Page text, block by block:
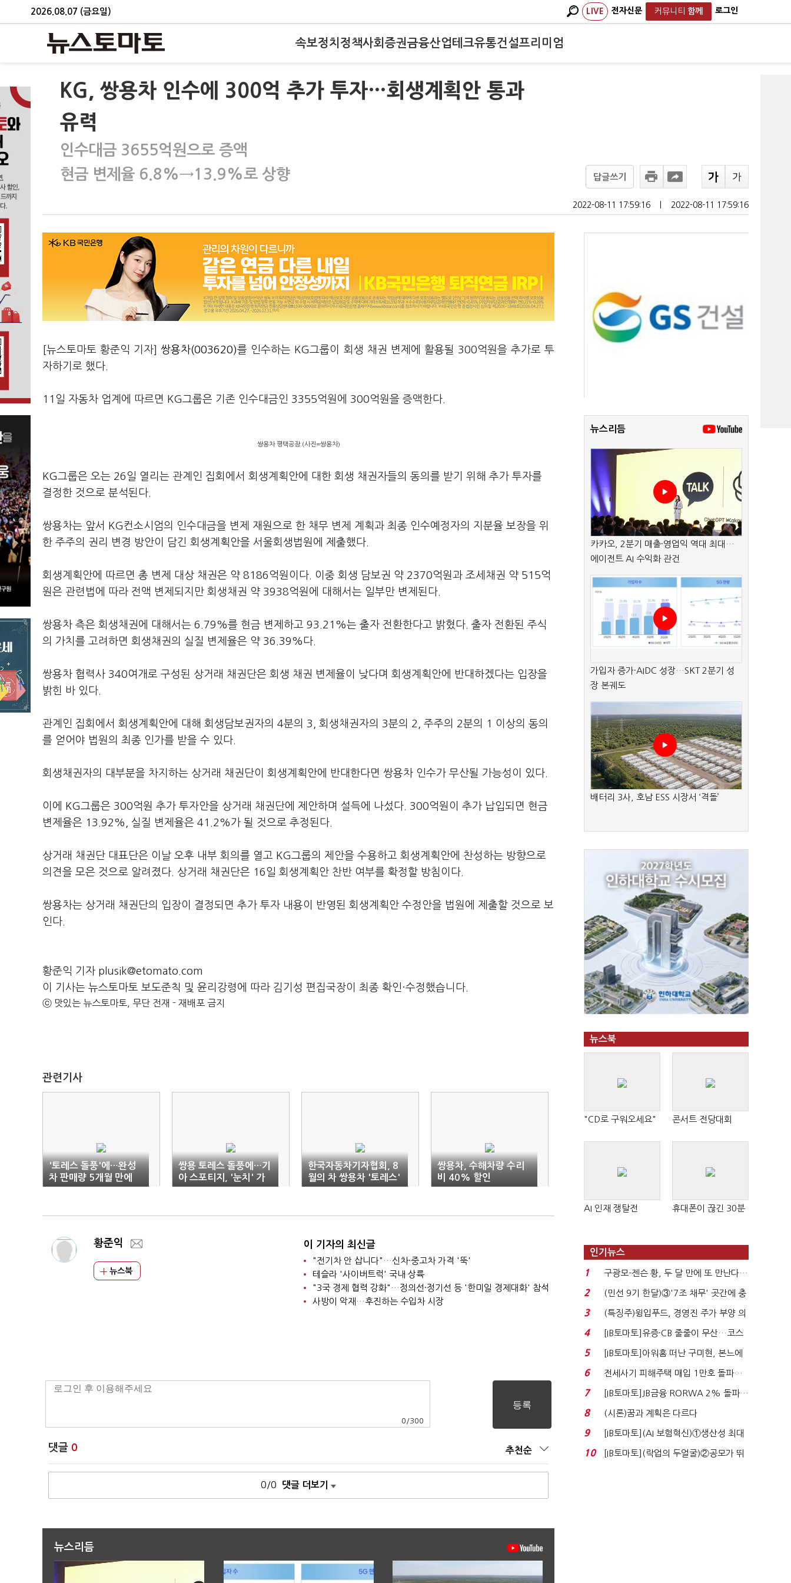
2026.08.07 (금요일) LIVE 전자신문 커뮤니티 함께 로그인
속보정치 정책사회 증권금융산업테크유통건설프리미엄
KG, 쌍용차 인수에 300억 추가 투자…회생계획안 통과
유력
인수대금 3655억원으로 증액
현금 변제율 6.8%→13.9%로 상향
답글쓰기
2022-08-11 17:59:16 2022-08-11 17:59:16
[뉴스토마토 황준익 기자]쌍용차(003620)를 인수하는 KG그룹이 회생 채권 변제에 활용될 300억원을 추가로 투
자하기로 했다.
11일 자동차 업계에 따르면 KG그룹은 기존 인수대금인 3355억원에 300억원을 증액한다.
쌍용차 평택공장.(사진=쌍용차)
KG그룹은 오는 26일 열리는 관계인 집회에서 회생계획안에 대한 회생 채권자들의 동의를 받기 위해 추가 투자를
결정한 것으로 분석된다.
쌍용차는 앞서 KG컨소시엄의 인수대금을 변제 재원으로 한 채무 변제 계획과 최종 인수예정자의 지분율 보장을 위
한 주주의 권리 변경 방안이 담긴 회생계획안을 서울회생법원에 제출했다.
회생계획안에 따르면 총 변제 대상 채권은 약 8186억원이다. 이중 회생 담보권 약 2370억원과 조세채권 약 515억
원은 관련법에 따라 전액 변제되지만 회생채권 약 3938억원에 대해서는 일부만 변제된다.
쌍용차 측은 회생채권에 대해서는 6.79%를 현금 변제하고 93.21%는 출자 전환한다고 밝혔다. 출자 전환된 주식
의 가치를 고려하면 회생채권의 실질 변제율은 약 36.39%다.
쌍용차 협력사 340여개로 구성된 상거래 채권단은 회생 채권 변제율이 낮다며 회생계획안에 반대하겠다는 입장을
밝힌 바 있다.
관계인 집회에서 회생계획안에 대해 회생담보권자의 4분의 3, 회생채권자의 3분의 2, 주주의 2분의 1 이상의 동의
를 얻어야 법원의 최종 인가를 받을 수 있다.
회생채권자의 대부분을 차지하는 상거래 채권단이 회생계획안에 반대한다면 쌍용차 인수가 무산될 가능성이 있다.
이에 KG그룹은 300억원 추가 투자안을 상거래 채권단에 제안하며 설득에 나섰다. 300억원이 추가 납입되면 현금
변제율은 13.92%, 실질 변제율은 41.2%가 될 것으로 추정된다.
상거래 채권단 대표단은 이날 오후 내부 회의를 열고 KG그룹의 제안을 수용하고 회생계획안에 찬성하는 방향으로
의견을 모은 것으로 알려졌다. 상거래 채권단은 16일 회생계획안 찬반 여부를 확정할 방침이다.
쌍용차는 상거래 채권단의 입장이 결정되면 추가 투자 내용이 반영된 회생계획안 수정안을 법원에 제출할 것으로 보
인다.
황준익 기자 plusik@etomato.com
이 기사는 뉴스토마토 보도준칙 및 윤리강령에 따라 김기성 편집국장이 최종 확인·수정했습니다.
ⓒ 맛있는 뉴스토마토, 무단 전재 - 재배포 금지
관련기사
'토레스 돌풍'에…완성
차 판매량 5개월 만에
반등
쌍용 토레스 돌풍에…기
아 스포티지, '눈치' 가
격 인상
한국자동차기자협회, 8
월의 차 쌍용차 '토레스'
선정
쌍용차, 수해차량 수리
비 40% 할인
황준익
뉴스북
이 기자의 최신글
"전기차 안 삽니다"…신차·중고차 가격 '뚝'
테슬라 '사이버트럭' 국내 상륙
"3국 경제 협력 강화"…정의선·정기선 등 '한미일 경제대화' 참석
사방이 악재…후진하는 수입차 시장
0 /300
댓글 0 추천순
0/0 댓글 더보기
뉴스리듬
뉴스리듬
카카오, 2분기 매출·영업익 역대 최대…
에이전트 AI 수익화 관건
가입자 증가·AIDC 성장…SKT 2분기 성
장 본궤도
배터리 3사, 호남 ESS 시장서 ‘격돌’
뉴스북
"CD로 구워오세요" 콘서트 전당대회
AI 인재 쟁탈전 휴대폰이 끊긴 30분
인기뉴스
1
구광모-젠슨 황, 두 달 만에 또 만난다…
로봇·AI 등 논...
2
(민선 9기 한달)③'7조 채무' 곳간에 충
격…추미애, 20년...
3
(특징주)윙입푸드, 경영진 주가 부양 의
지에 상한가...
4
[IB토마토]유증·CB 줄줄이 무산…코스
닥 벌점 급증에 ...
5
[IB토마토]아워홈 떠난 구미현, 본느에
340억 베팅…가...
6
전세사기 피해주택 매입 1만호 돌파…
누적 피해자 4만2...
7
[IB토마토]JB금융 RORWA 2% 돌파…
실적 견인은 은행 ...
8 (시론)꿈과 계획은 다르다
9
[IB토마토](AI 보험혁신)①생산성 최대
80% 개선…현실...
10
[IB토마토](락업의 두얼굴)②공모가 뛰